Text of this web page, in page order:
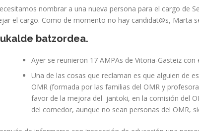
nombrar a una nueva persona para el cargo de
el cargo. Como de momento no hay candidat@s, Marta
batzordea.
Ayer se reunieron 17 AMPAs de Vitoria-Gasteiz
Una de las cosas que reclaman es que alguien de
OMR (formada por las familias del OMR y
favor de la mejora del jantoki, en la comisión del
del comedor, aunque no sean personas del OMR,